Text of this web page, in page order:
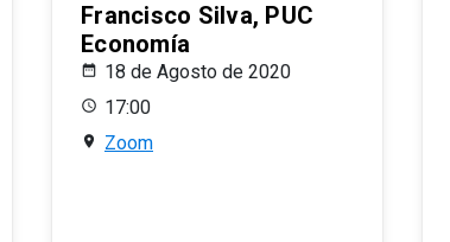
Francisco Silva, PUC
Economía
18 de Agosto de 2020
17:00
Zoom